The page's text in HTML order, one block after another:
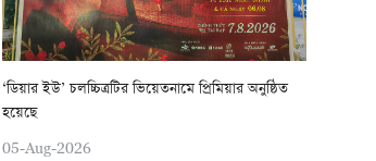
‘ডিয়ার ইউ’ চলচ্চিত্রটির ভিয়েতনামে প্রিমিয়ার অনুষ্ঠিত
হয়েছে
05-Aug-2026